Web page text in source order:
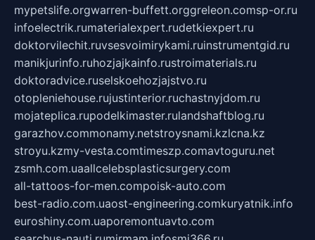
mypetslife.orgwarren-buffett.orggreleon.comsp-or.ru
infoelectrik.rumaterialexpert.rudetkiexpert.ru
doktorvilechit.ruvsesvoimirykami.ruinstrumentgid.ru
manikjurinfo.ruhozjajkainfo.rustroimaterials.ru
doktoradvice.ruselskoehozjajstvo.ru
otopleniehouse.rujustinterior.ruchastnyjdom.ru
mojateplica.rupodelkimaster.rulandshaftblog.ru
garazhov.commonamy.netstroysnami.kzlcna.kz
stroyu.kzmy-vesta.comtimeszp.comavtoguru.net
zsmh.com.uaallcelebsplasticsurgery.com
all-tattoos-for-men.compoisk-auto.com
best-radio.com.uaost-engineering.comkuryatnik.info
euroshiny.com.uaporemontuavto.com